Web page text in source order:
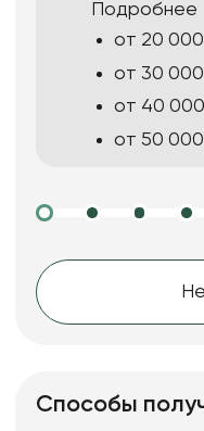
Подробнее
от 20
от 30
от 40
от 50
Способы